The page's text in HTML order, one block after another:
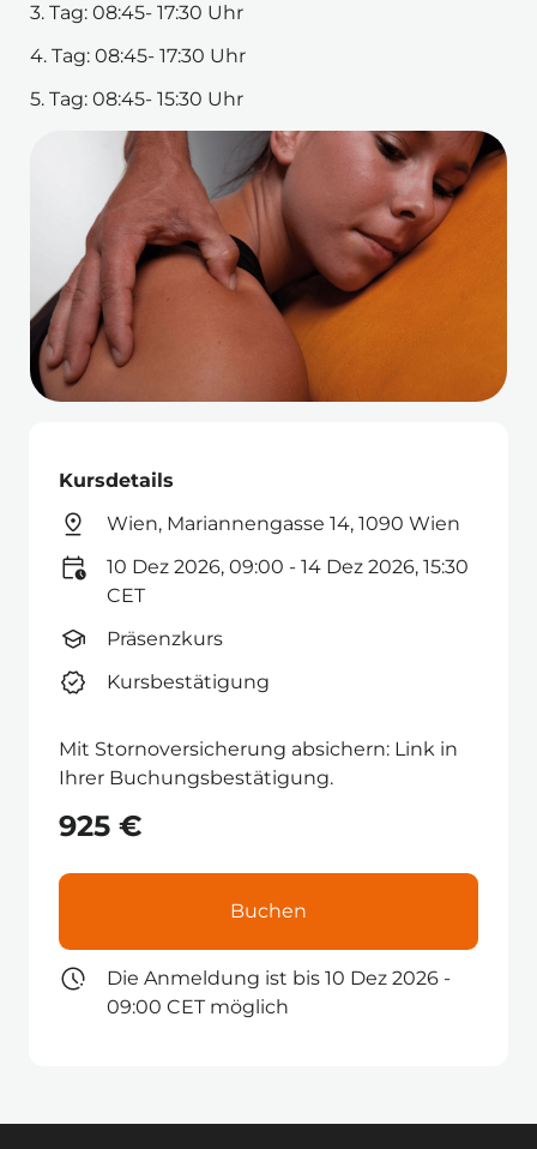
3. Tag: 08:45- 17:30 Uhr
4. Tag: 08:45- 17:30 Uhr
5. Tag: 08:45- 15:30 Uhr
Kursdetails
Wien, Mariannengasse 14, 1090 Wien
10 Dez 2026, 09:00 - 14 Dez 2026, 15:30
CET
Präsenzkurs
Kursbestätigung
Mit Stornoversicherung absichern: Link in
Ihrer Buchungsbestätigung.
925 €
Buchen
Die Anmeldung ist bis 10 Dez 2026 -
09:00 CET möglich